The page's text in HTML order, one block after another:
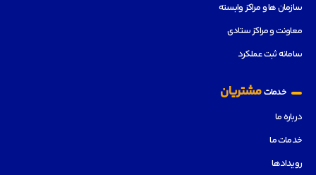
سازمان ها و مراکز وابسته
معاونت و مراکز ستادی
سامانه ثبت عملکرد
خدماتمشتریان
درباره ما
خدمات ما
رویدادها